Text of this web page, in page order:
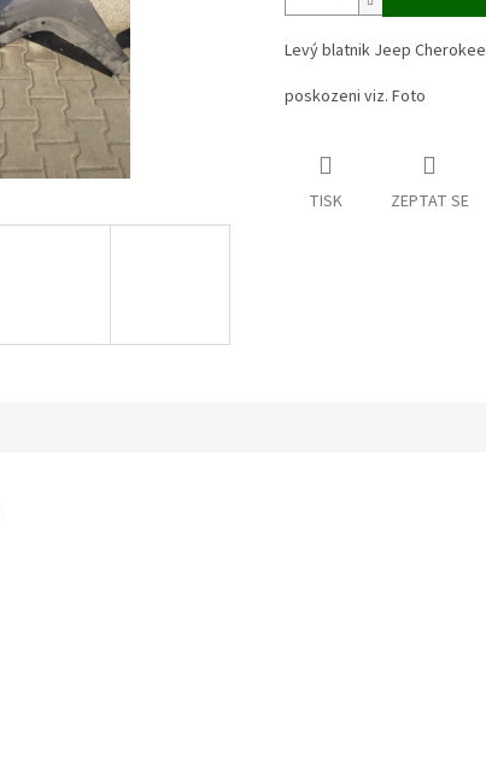
Levý blatnik Jeep Cherokee
poskozeni viz. Foto
TISK ZEPTAT SE